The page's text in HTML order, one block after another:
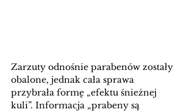
Zarzuty odnośnie parabenów zostały
obalone, jednak cała sprawa
przybrała formę „efektu śnieżnej
kuli”. Informacja „prabeny są